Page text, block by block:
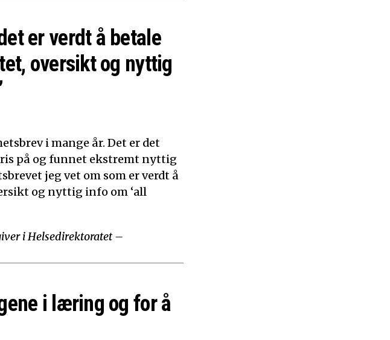
er verdt å betale
oversikt og nyttig
i mange år. Det er det
på og funnet ekstremt nyttig
jeg vet om som er verdt å
og nyttig info om ‘all
i Helsedirektoratet –
i læring og for å